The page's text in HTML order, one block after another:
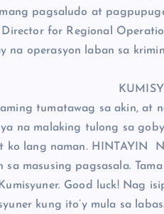
pagsaludo at
Director for Regional
na operasyon laban sa
tumatawag sa akin, at
na malaking tulong sa
ko lang naman. HINTAYIN
sa masusing pagsasala.
Good luck! Nag
kung ito’y mula sa labas.